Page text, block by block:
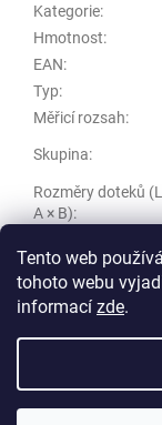
Tento web
tohoto webu
informací zde.
Kategorie:
Hmotnost:
EAN:
Typ:
Měřicí rozsah:
Skupina:
Rozměry doteků
A × B):